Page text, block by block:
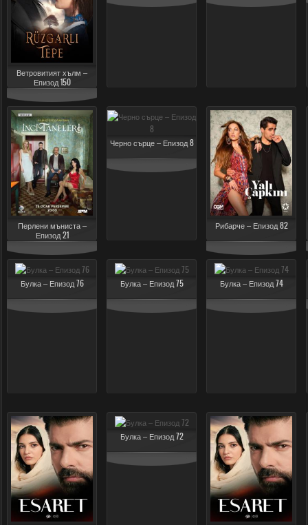
Ветровитият хълм –
Епизод 150
Перлени мъниста –
Епизод 21
Черно сърце – Епизод 8
Рибарче – Епизод 82
Булка – Епизод 76 Булка – Епизод 75 Булка – Епизод 74
Булка – Епизод 72